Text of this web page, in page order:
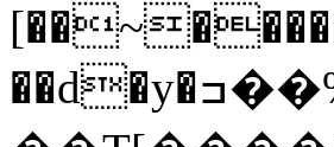
��d�y�ߏ��%��m�m�s�0